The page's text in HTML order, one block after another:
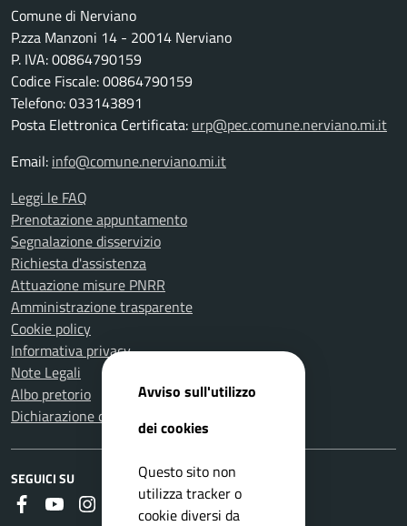
Comune di Nerviano
P.zza Manzoni 14 - 20014 Nerviano
P. IVA: 00864790159
Codice Fiscale: 00864790159
Telefono: 033143891
Posta Elettronica Certificata: urp@pec.comune.nerviano.mi.it
Email: info@comune.nerviano.mi.it
Leggi le FAQ
Prenotazione appuntamento
Segnalazione disservizio
Richiesta d'assistenza
Attuazione misure PNRR
Amministrazione trasparente
Cookie policy
Informativa privacy
Note Legali
Albo pretorio
Dichiarazione di accessibilità
SEGUICI SU
Faceboook
YoutubeInstagramWhatsapp
RSS
Avviso sull'utilizzo
dei cookies
Questo sito non
utilizza tracker o
cookie diversi da